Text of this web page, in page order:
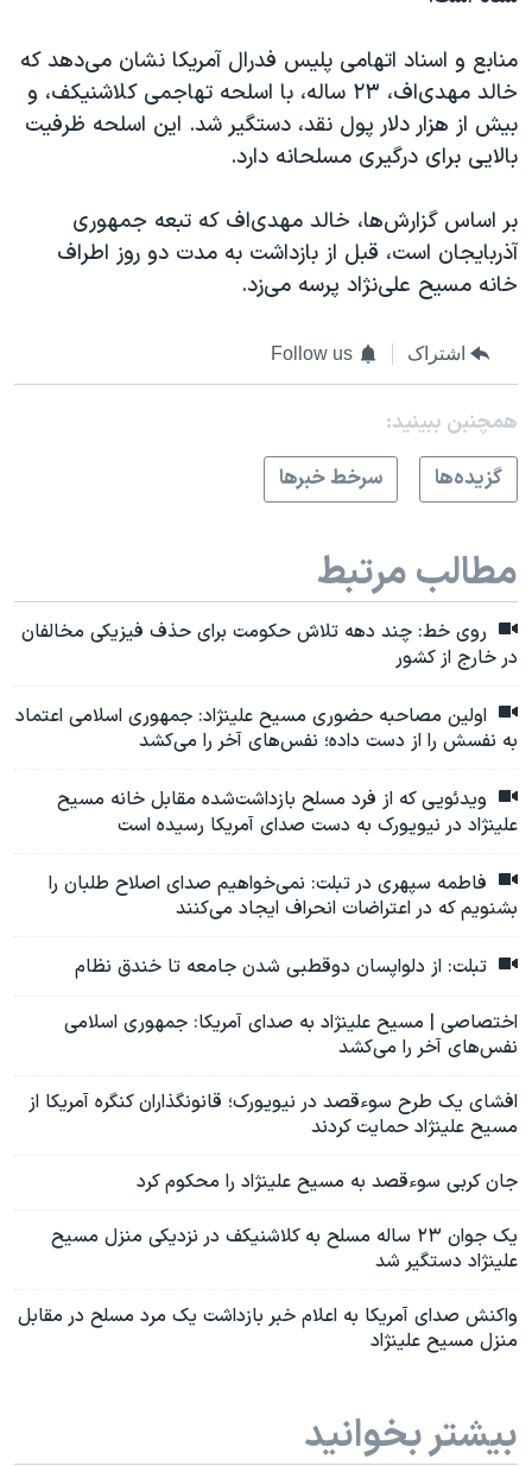
منابع و اسناد اتهامی پلیس فدرال آمریکا نشان می‌دهد که
خالد مهدی‌اف، ۲۳ ساله، با اسلحه تهاجمی کلاشنیکف، و
بیش از هزار دلار پول نقد، دستگیر شد. این اسلحه ظرفیت
بالایی برای درگیری مسلحانه دارد.
بر اساس گزارش‌ها، خالد مهدی‌اف که تبعه جمهوری
آذربایجان است، قبل از بازداشت به مدت دو روز اطراف
خانه مسیح علی‌نژاد پرسه می‌زد.
اشتراک Follow us
همچنبن ببینید:
گزيده‌ها
سرخط خبرها
مطالب مرتبط
روی خط: چند دهه تلاش حکومت برای حذف فیزیکی مخالفان
در خارج از کشور
اولین مصاحبه حضوری مسیح علینژاد: جمهوری اسلامی اعتماد
به نفسش را از دست داده؛ نفس‌های آخر را می‌کشد
ویدئویی که از فرد مسلح بازداشت‌شده مقابل خانه مسیح
علینژاد در نیویورک به دست صدای آمریکا رسیده است
فاطمه سپهری در تبلت: نمی‌خواهیم صدای اصلاح طلبان را
بشنویم که در اعتراضات انحراف ایجاد می‌کنند
تبلت: از دلواپسان دوقطبی شدن جامعه تا خندق نظام
اختصاصی | مسیح علینژاد به صدای آمریکا: جمهوری اسلامی
نفس‌های آخر را می‌کشد
افشای یک طرح سوءقصد در نیویورک؛ قانونگذاران کنگره آمریکا از
مسیح علینژاد حمایت کردند
جان کربی سوءقصد به مسیح علینژاد را محکوم کرد
یک جوان ۲۳ ساله مسلح به کلاشنیکف در نزدیکی منزل مسیح
علینژاد دستگیر شد
واکنش صدای آمریکا به اعلام خبر بازداشت یک مرد مسلح در مقابل
منزل مسیح علینژاد
بیشتر بخوانید